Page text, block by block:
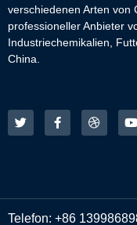
verschiedenen Arten von
professioneller Anbieter
Industriechemikalien,
China.
Telefon: +86